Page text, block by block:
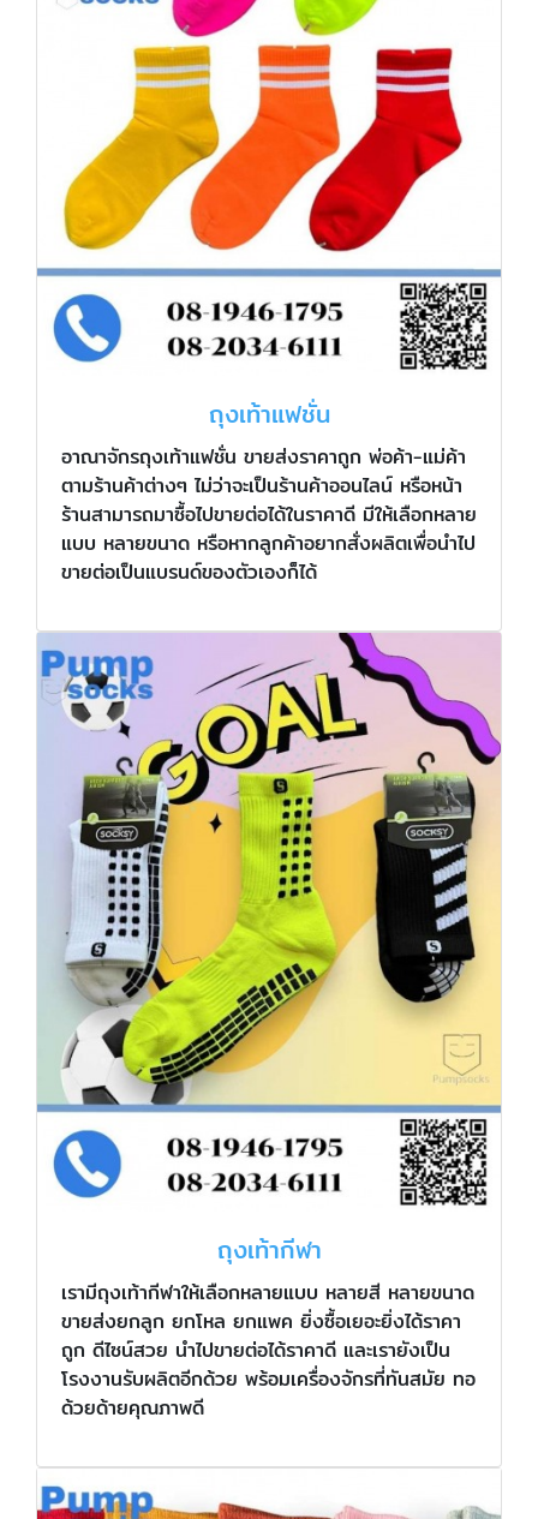
ถุงเท้าแฟชั่น
อาณาจักรถุงเท้าแฟชั่น ขายส่งราคาถูก พ่อค้า-แม่ค้า
ตามร้านค้าต่างๆ ไม่ว่าจะเป็นร้านค้าออนไลน์ หรือหน้า
ร้านสามารถมาซื้อไปขายต่อได้ในราคาดี มีให้เลือกหลาย
แบบ หลายขนาด หรือหากลูกค้าอยากสั่งผลิตเพื่อนำไป
ขายต่อเป็นแบรนด์ของตัวเองก็ได้
ถุงเท้ากีฬา
เรามีถุงเท้ากีฬาให้เลือกหลายแบบ หลายสี หลายขนาด
ขายส่งยกลูก ยกโหล ยกแพค ยิ่งซื้อเยอะยิ่งได้ราคา
ถูก ดีไซน์สวย นำไปขายต่อได้ราคาดี และเรายังเป็น
โรงงานรับผลิตอีกด้วย พร้อมเครื่องจักรที่ทันสมัย ทอ
ด้วยด้ายคุณภาพดี